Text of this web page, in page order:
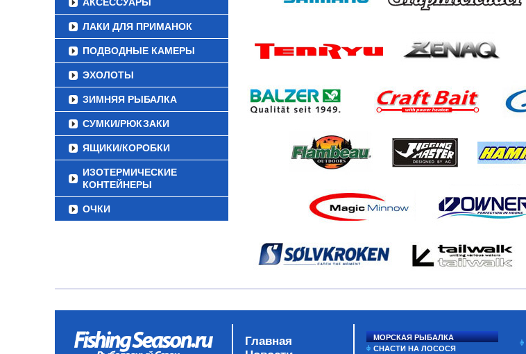
ЛАКИ ДЛЯ ПРИМАНОК
ПОДВОДНЫЕ КАМЕРЫ
ЭХОЛОТЫ
ЗИМНЯЯ РЫБАЛКА
СУМКИ/РЮКЗАКИ
ЯЩИКИ/КОРОБКИ
ИЗОТЕРМИЧЕСКИЕ
КОНТЕЙНЕРЫ
ОЧКИ
Главная
МОРСКАЯ РЫБАЛКА
СНАСТИ НА ЛОСОСЯ